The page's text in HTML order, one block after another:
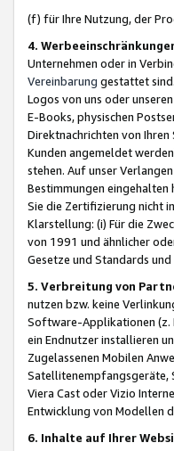
(f) für Ihre Nutzung, der
4.
Unternehmen oder in
Vereinbarung gestattet
Logos von uns oder
E-Books, physischen
Direktnachrichten von
Kunden angemeldet
stehen. Auf unser
Bestimmungen eingehalten
Sie die Zertifizierung nicht
Klarstellung: (i) Für die
von 1991 und ähnlicher
Gesetze und Standards
5. Verbreitung von
nutzen bzw. keine
Software-Applikationen (z.
ein Endnutzer installieren
Zugelassenen Mobilen
Satellitenempfangsgeräte,
Viera Cast oder Vizio
Entwicklung von Modellen
6. Inhalte auf Ihrer